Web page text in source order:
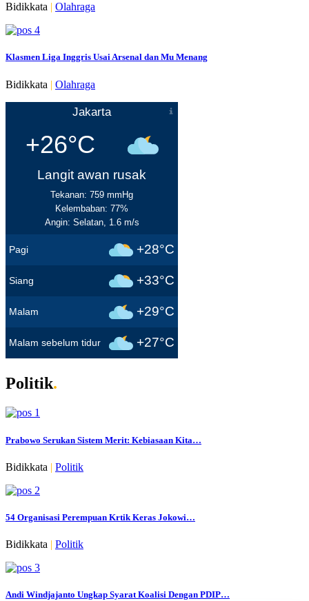
Bidikkata | Olahraga
Klasmen Liga Inggris Usai Arsenal dan Mu Menang
Bidikkata | Olahraga
Jakarta
+26°C
Langit awan rusak
Tekanan: 759 mmHg
Kelembaban: 77%
Angin: Selatan, 1.6 m/s
Pagi +28°C
Siang +33°C
Malam +29°C
Malam sebelum tidur +27°C
Politik.
Prabowo Serukan Sistem Merit: Kebiasaan Kita…
Bidikkata | Politik
54 Organisasi Perempuan Krtik Keras Jokowi…
Bidikkata | Politik
Andi Windjajanto Ungkap Syarat Koalisi Dengan PDIP…